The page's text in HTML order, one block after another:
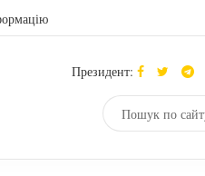
Президент: